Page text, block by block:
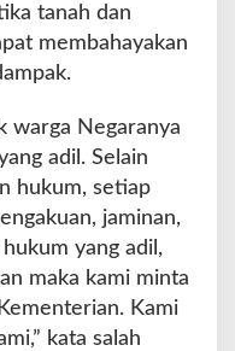
tanah dan
membahayakan
warga Negaranya
adil. Selain
hukum, setiap
jaminan,
yang adil,
maka kami minta
Kami
kata salah